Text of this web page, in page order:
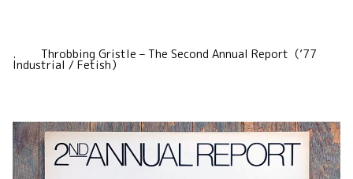
. Throbbing Gristle – The Second Annual Report（’77
Industrial / Fetish）